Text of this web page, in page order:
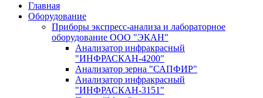
Главная
Оборудование
Приборы экспресс-анализа и лабораторное
оборудование ООО "ЭКАН"
Анализатор инфракрасный
"ИНФРАСКАН-4200"
Анализатор зерна "САПФИР"
Анализатор инфракрасный
"ИНФРАСКАН-3151"